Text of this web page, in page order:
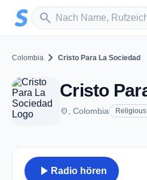
Zum Hauptinhalt springen
search
Sender suchen
Colombia chevron_right Cristo Para La Sociedad
Cristo
place , Colombia Religious
play_arrow Radio hören